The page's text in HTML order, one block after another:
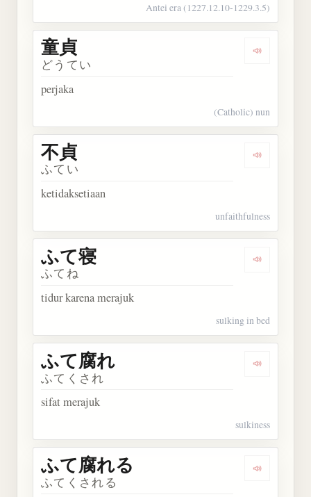
Antei era (1227.12.10-1229.3.5)
Dengarkan
童貞
どうてい
perjaka
(Catholic) nun
Dengarkan
不貞
ふてい
ketidaksetiaan
unfaithfulness
Dengarkan
ふて寝
ふてね
tidur karena merajuk
sulking in bed
Dengarkan
ふて腐れ
ふてくされ
sifat merajuk
sulkiness
Dengarkan
ふて腐れる
ふてくされる